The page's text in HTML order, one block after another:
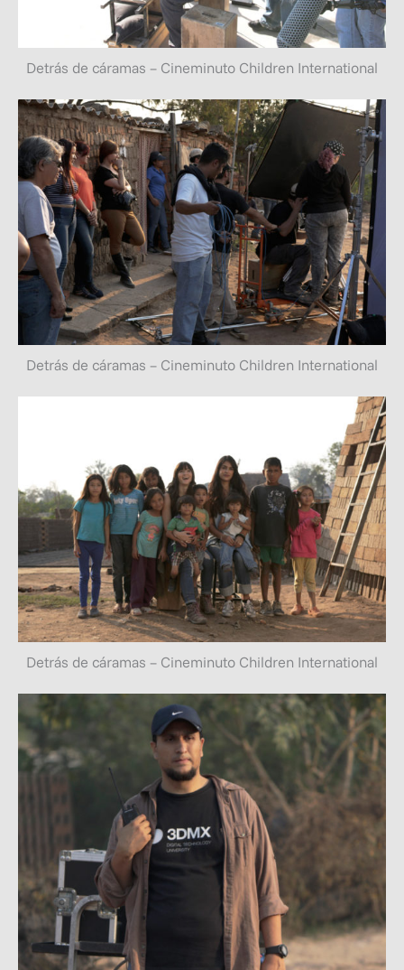
Detrás de cáramas – Cineminuto Children International
Detrás de cáramas – Cineminuto Children International
Detrás de cáramas – Cineminuto Children International